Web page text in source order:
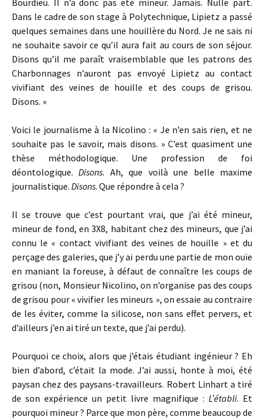
Bourdieu. Il n’a donc pas été mineur. Jamais. Nulle part.
Dans le cadre de son stage à Polytechnique, Lipietz a passé
quelques semaines dans une houillère du Nord. Je ne sais ni
ne souhaite savoir ce qu’il aura fait au cours de son séjour.
Disons qu’il me paraît vraisemblable que les patrons des
Charbonnages n’auront pas envoyé Lipietz au contact
vivifiant des veines de houille et des coups de grisou.
Disons. »
Voici le journalisme à la Nicolino : « Je n’en sais rien, et ne
souhaite pas le savoir, mais disons. » C’est quasiment une
thèse méthodologique. Une profession de foi
déontologique.Disons. Ah, que voilà une belle maxime
journalistique. Disons. Que répondre à cela ?
Il se trouve que c’est pourtant vrai, que j’ai été mineur,
mineur de fond, en 3X8, habitant chez des mineurs, que j’ai
connu le « contact vivifiant des veines de houille » et du
perçage des galeries, que j’y ai perdu une partie de mon ouïe
en maniant la foreuse, à défaut de connaître les coups de
grisou (non, Monsieur Nicolino, on n’organise pas des coups
de grisou pour « vivifier les mineurs », on essaie au contraire
de les éviter, comme la silicose, non sans effet pervers, et
d’ailleurs j’en ai tiré un texte, que j’ai perdu).
Pourquoi ce choix, alors que j’étais étudiant ingénieur ? Eh
bien d’abord, c’était la mode. J’ai aussi, honte à moi, été
paysan chez des paysans-travailleurs. Robert Linhart a tiré
de son expérience un petit livre magnifique : L’établi. Et
pourquoi mineur ? Parce que mon père, comme beaucoup de